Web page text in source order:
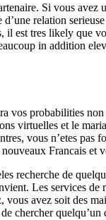
Si vous avez
relation
il est tres likely que
in addition
vos probabilities non
virtuelles et le
vous n’etes pas
Francais et
recherche de
Les services de
avez soit des
chercher